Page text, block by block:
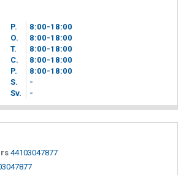
P. 8 00-18 00
O.
8 00-18 00
T.
8 00-18 00
C.
8 00-18 00
P.
8 00-18 00
S.
-
Sv.
-
44103047877